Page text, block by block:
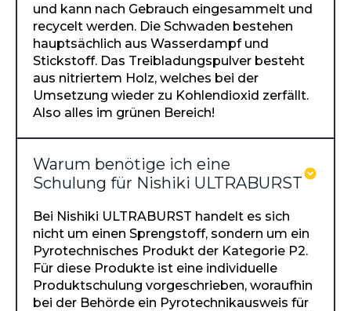
und kann nach Gebrauch eingesammelt und
recycelt werden. Die Schwaden bestehen
hauptsächlich aus Wasserdampf und
Stickstoff. Das Treibladungspulver besteht
aus nitriertem Holz, welches bei der
Umsetzung wieder zu Kohlendioxid zerfällt.
Also alles im grünen Bereich!
Warum benötige ich eine
Schulung für Nishiki ULTRABURST
Bei Nishiki ULTRABURST handelt es sich
nicht um einen Sprengstoff, sondern um ein
Pyrotechnisches Produkt der Kategorie P2.
Für diese Produkte ist eine individuelle
Produktschulung vorgeschrieben, woraufhin
bei der Behörde ein Pyrotechnikausweis für